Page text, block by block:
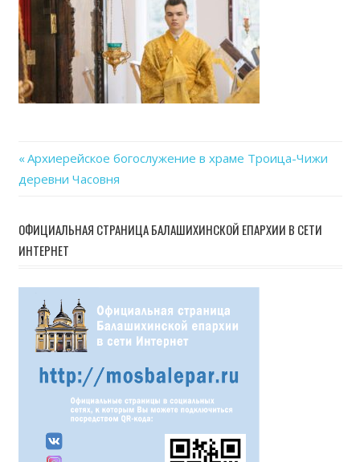
Навигация
записям
Previous
Post:
Архиерейское богослужение в храме Троица-Чижи
деревни Часовня
ОФИЦИАЛЬНАЯ СТРАНИЦА БАЛАШИХИНСКОЙ ЕПАРХИИ В СЕТИ
ИНТЕРНЕТ